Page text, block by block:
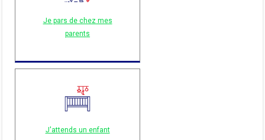
Je pars de chez mes
parents
J'attends un enfant